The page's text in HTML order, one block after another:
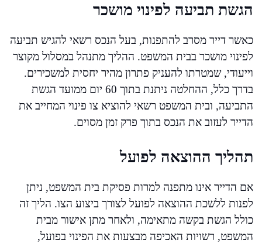
הגשת תביעה לפינוי מושכר
כאשר דייר מסרב להתפנות, בעל הנכס רשאי להגיש תביעה
לפינוי מושכר בבית המשפט. ההליך מתנהל במסלול מקוצר
וייעודי, שמטרתו להעניק פתרון מהיר יחסית למשכירים.
בדרך כלל, ההחלטה ניתנת בתוך 60 יום ממועד הגשת
התביעה, ובית המשפט רשאי להוציא צו פינוי המחייב את
הדייר לעזוב את הנכס בתוך פרק זמן מסוים.
תהליך ההוצאה לפועל
אם הדייר אינו מתפנה למרות פסיקת בית המשפט, ניתן
לפנות ללשכת ההוצאה לפועל לצורך ביצוע הצו. הליך זה
כולל הגשת בקשה מתאימה, ולאחר מתן אישור מבית
המשפט, רשויות האכיפה מבצעות את הפינוי בפועל,